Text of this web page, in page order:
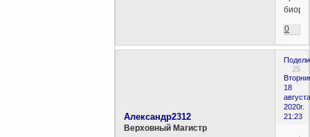
0
25
18
2020г.
21:23
Александр2312
Верховный Магистр